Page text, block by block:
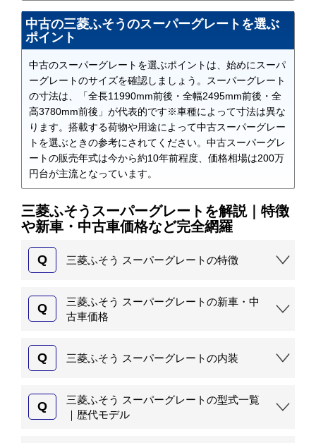
中古の三菱ふそうのスーパーグレートを選ぶ
ポイント
中古のスーパーグレートを選ぶポイントは、始めにスーパ
ーグレートのサイズを確認しましょう。スーパーグレート
の寸法は、「全長11990mm前後・全幅2495mm前後・全
高3780mm前後」が代表的です※車種によって寸法は異な
ります。搭載する荷物や用途によって中古スーパーグレー
トを選ぶときの参考にされてください。中古スーパーグレ
ートの販売年式は今から約10年前程度、価格相場は200万
円台が主流となっています。
三菱ふそうスーパーグレートを解説｜特徴
や新車・中古車価格など完全網羅
Q 三菱ふそう スーパーグレートの特徴
Q
三菱ふそう スーパーグレートの新車・中
古車価格
Q 三菱ふそう スーパーグレートの内装
Q
三菱ふそう スーパーグレートの型式一覧
｜歴代モデル